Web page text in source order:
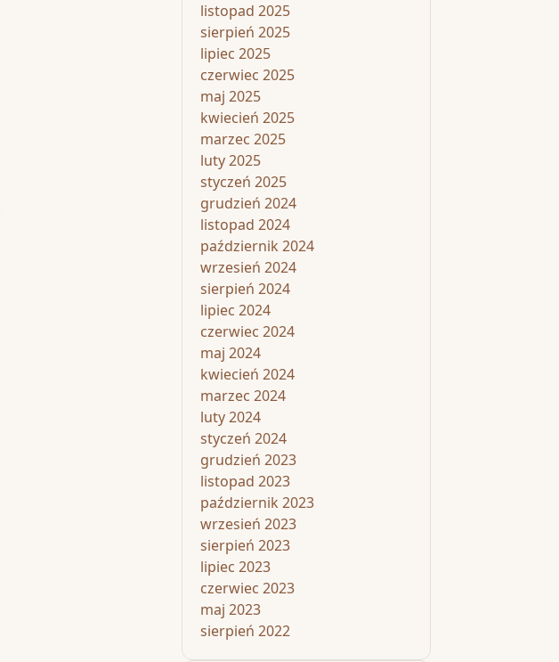
listopad 2025
sierpień 2025
lipiec 2025
czerwiec 2025
maj 2025
kwiecień 2025
marzec 2025
luty 2025
styczeń 2025
grudzień 2024
listopad 2024
październik 2024
wrzesień 2024
sierpień 2024
lipiec 2024
czerwiec 2024
maj 2024
kwiecień 2024
marzec 2024
luty 2024
styczeń 2024
grudzień 2023
listopad 2023
październik 2023
wrzesień 2023
sierpień 2023
lipiec 2023
czerwiec 2023
maj 2023
sierpień 2022